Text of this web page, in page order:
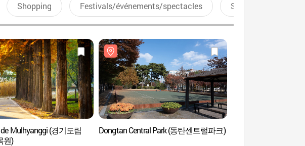
Shopping Festivals/événements/spectacles Sports aquatiques
Mulhyanggi (경기도립
원)
Dongtan Central Park (동탄센트럴파크)